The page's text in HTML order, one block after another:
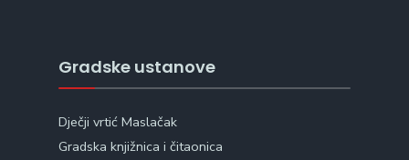
Gradske ustanove
Dječji vrtić Maslačak
Gradska knjižnica i čitaonica